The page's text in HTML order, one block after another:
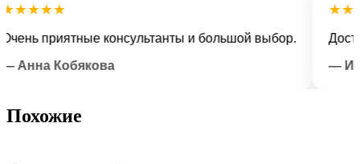
приятные консультанты и большой выбор.
Кобякова
— Илья
Похожие